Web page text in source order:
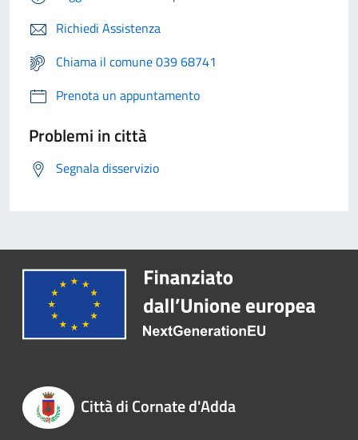
Richiedi Assistenza
Chiama il comune 039 68741
Prenota un appuntamento
Problemi in città
Segnala disservizio
Città di Cornate d'Adda